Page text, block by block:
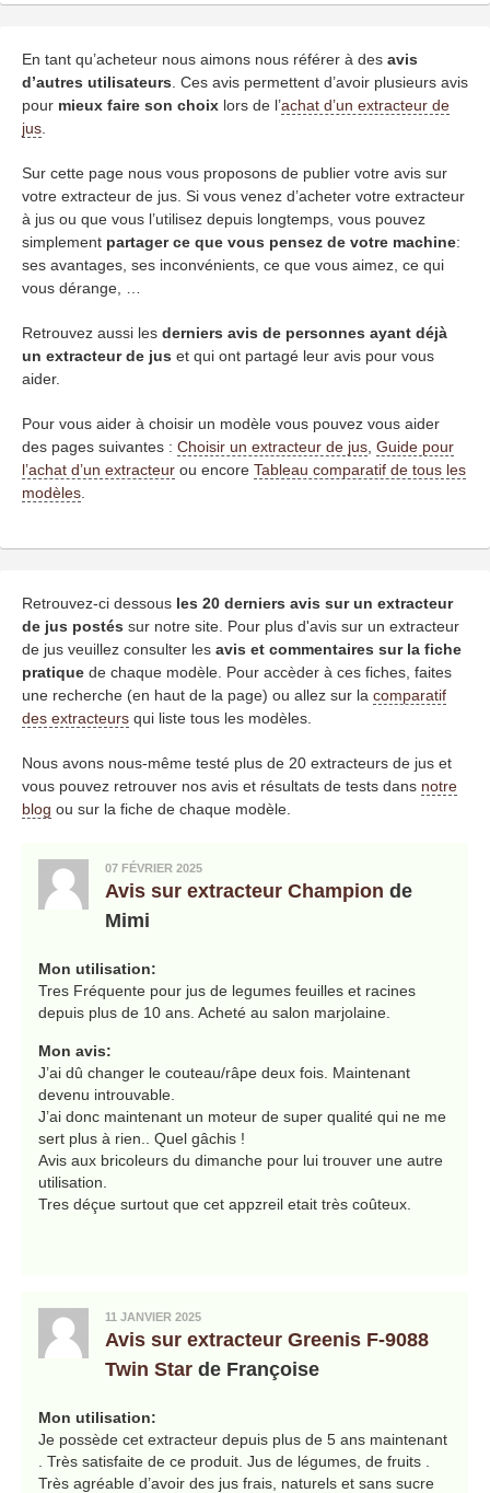
En tant qu’acheteur nous aimons nous référer à des avis
d’autres utilisateurs . Ces avis permettent d’avoir plusieurs avis
pour mieux faire son choix lors de l’achat d’un extracteur de
jus
Sur cette page nous vous proposons de publier votre avis sur
votre extracteur de jus. Si vous venez d’acheter votre extracteur
à jus ou que vous l’utilisez depuis longtemps, vous pouvez
simplement partager ce que vous pensez de votre machine:
ses avantages, ses inconvénients, ce que vous aimez, ce qui
vous dérange, …
Retrouvez aussi les derniers avis de personnes ayant déjà
un extracteur de jus et qui ont partagé leur avis pour vous
aider.
Pour vous aider à choisir un modèle vous pouvez vous aider
des pages suivantes : Choisir un extracteur de jus Guide pour
l’achat d’un extracteur ou encore Tableau comparatif de tous les
modèles
Retrouvez-ci dessous les 20 derniers avis sur un extracteur
de jus postés sur notre site. Pour plus d'avis sur un extracteur
de jus veuillez consulter les avis et commentaires sur la fiche
pratique de chaque modèle. Pour accèder à ces fiches, faites
une recherche (en haut de la page) ou allez sur la comparatif
des extracteurs qui liste tous les modèles.
Nous avons nous-même testé plus de 20 extracteurs de jus et
vous pouvez retrouver nos avis et résultats de tests dans notre
blog ou sur la fiche de chaque modèle.
07 FÉVRIER 2025
Avis sur extracteur Champion de
Mimi
Mon utilisation:
Tres Fréquente pour jus de legumes feuilles et racines
depuis plus de 10 ans. Acheté au salon marjolaine.
Mon avis:
J’ai dû changer le couteau/râpe deux fois. Maintenant
devenu introuvable.
J’ai donc maintenant un moteur de super qualité qui ne me
sert plus à rien.. Quel gâchis !
Avis aux bricoleurs du dimanche pour lui trouver une autre
utilisation.
Tres déçue surtout que cet appzreil etait très coûteux.
11 JANVIER 2025
Avis sur extracteur Greenis F-9088
Twin Star de Françoise
Mon utilisation:
Je possède cet extracteur depuis plus de 5 ans maintenant
. Très satisfaite de ce produit. Jus de légumes, de fruits .
Très agréable d’avoir des jus frais, naturels et sans sucre